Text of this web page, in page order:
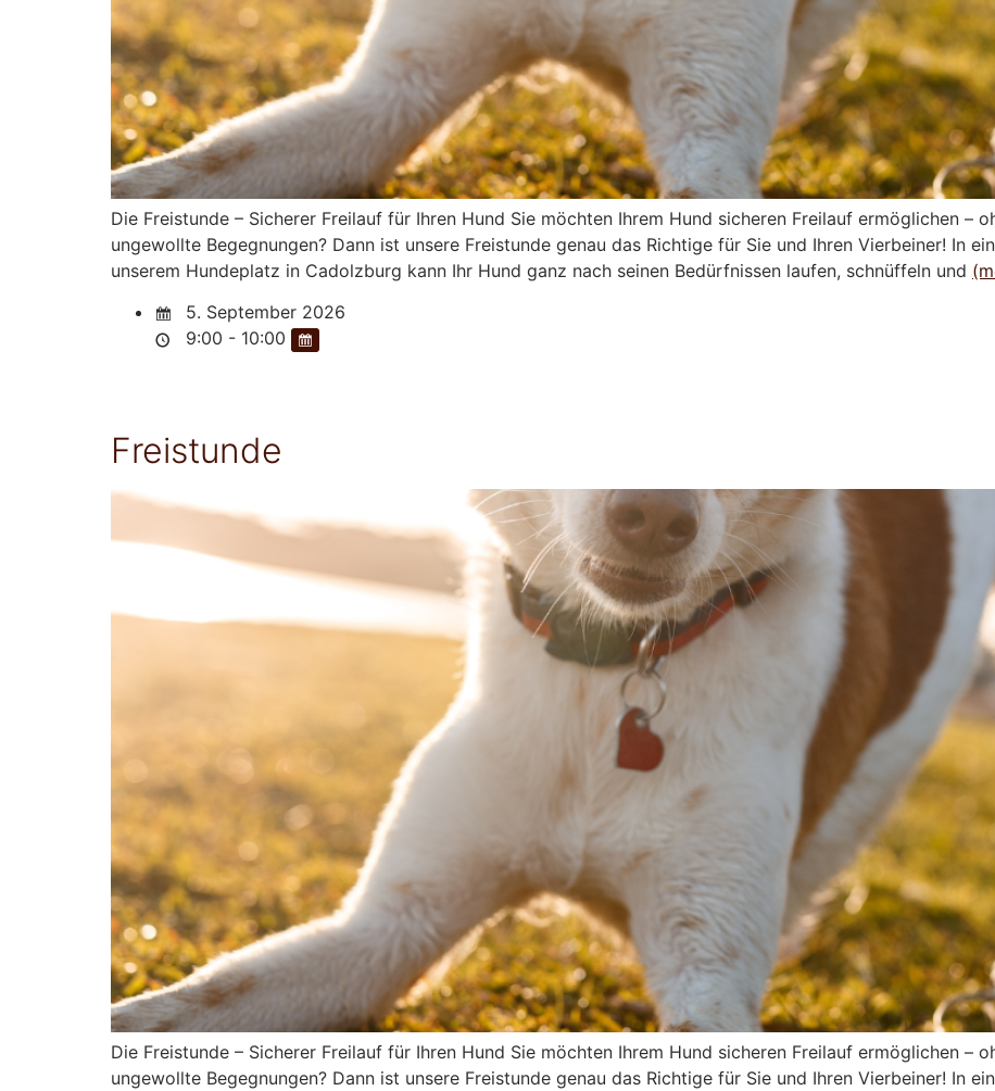
Die Freistunde – Sicherer Freilauf für Ihren Hund Sie möchten Ihrem Hund sicheren Freilauf ermöglichen –
ungewollte Begegnungen? Dann ist unsere Freistunde genau das Richtige für Sie und Ihren Vierbeiner! In
unserem Hundeplatz in Cadolzburg kann Ihr Hund ganz nach seinen Bedürfnissen laufen, schnüffeln und
5. September 2026
9:00 - 10:00
Freistunde
Die Freistunde – Sicherer Freilauf für Ihren Hund Sie möchten Ihrem Hund sicheren Freilauf ermöglichen –
ungewollte Begegnungen? Dann ist unsere Freistunde genau das Richtige für Sie und Ihren Vierbeiner! In